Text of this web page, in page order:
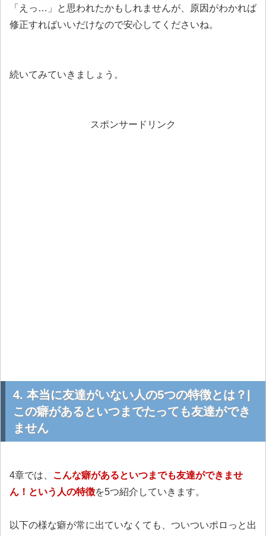
「えっ…」と思われたかもしれませんが、原因がわかれば
修正すればいいだけなので安心してくださいね。
続いてみていきましょう。
スポンサードリンク
4. 本当に友達がいない人の5つの特徴とは？|
この癖があるといつまでたっても友達ができ
ません
4章では、 こんな癖があるといつまでも友達ができませ
ん！という人の特徴を5つ紹介していきます。
以下の様な癖が常に出ていなくても、ついついポロっと出